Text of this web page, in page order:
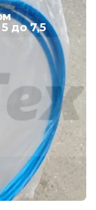
до 7,5